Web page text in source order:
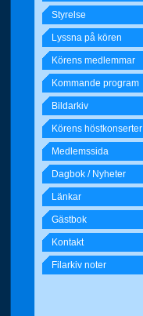
Styrelse
Lyssna på kören
Körens medlemmar
Kommande program
Bildarkiv
Körens höstkonserter
Medlemssida
Dagbok / Nyheter
Länkar
Gästbok
Kontakt
Filarkiv noter